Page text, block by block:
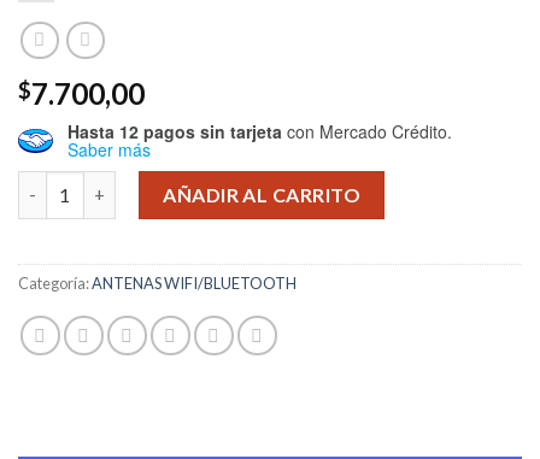
$7.700,00
Hasta 12 pagos sin tarjeta con Mercado Crédito.
Saber más
USB ADAPTADOR WIFI DINAX cantidad
AÑADIR AL CARRITO
Categoría:ANTENAS WIFI/BLUETOOTH